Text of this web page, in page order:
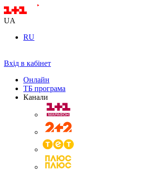
UA
RU
Вхід в кабінет
Онлайн
ТБ програма
Канали